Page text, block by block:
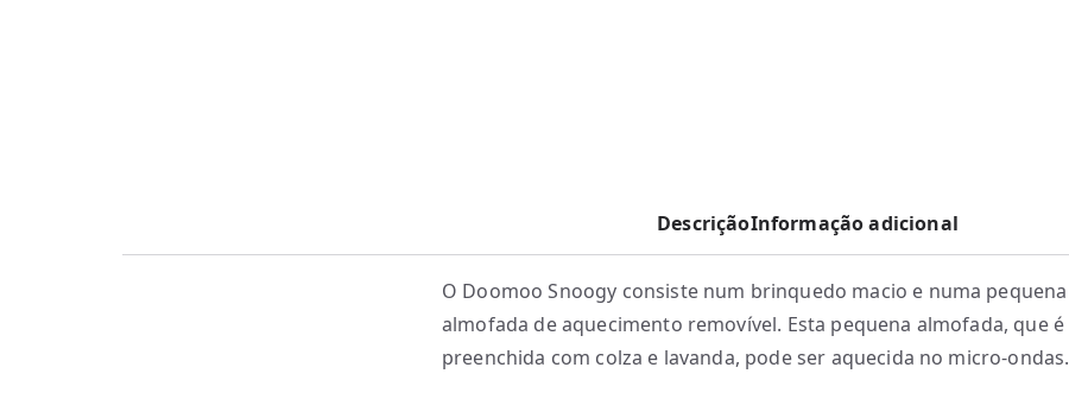
DescriçãoInformação adicional
O Doomoo Snoogy consiste num brinquedo macio e numa pequena
almofada de aquecimento removível. Esta pequena almofada, que é
preenchida com colza e lavanda, pode ser aquecida no micro-ondas.